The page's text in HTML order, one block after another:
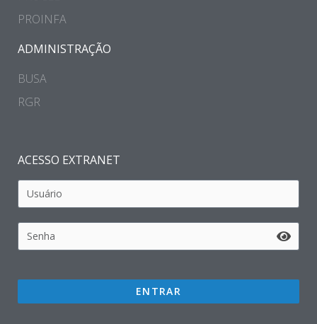
PROINFA
ADMINISTRAÇÃO
BUSA
RGR
ACESSO EXTRANET
ENTRAR